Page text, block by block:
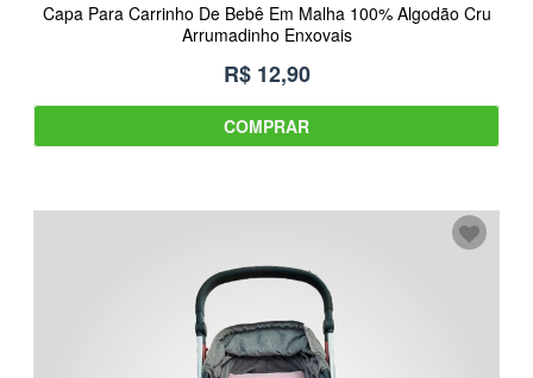
Capa Para Carrinho De Bebê Em Malha 100% Algodão Cru
Arrumadinho Enxovais
R$ 12,90
COMPRAR